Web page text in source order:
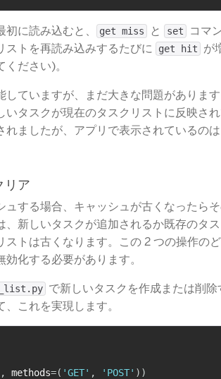
に読み込むと、 get miss ​ と set
コマ
ストを再読み込みするたびに
get hit
が
ださい)。
していますが、まだ大きな問題がありま
いタスクが現在のタスクリストに反映さ
れましたが、アプリで表示されているの
リア
ュする場合、キャッシュが古くなったら
、新しいタスクが追加されるか既存のタ
ストは古くなります。この 2 つの操作の
化する必要があります。
で新しいタスクを作成または削
これを実現します。
, methods=( 'GET' , 'POST' ) )